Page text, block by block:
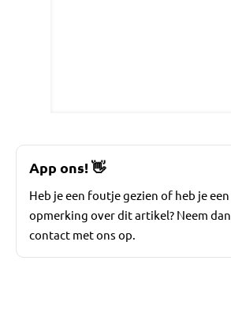
App ons!👋
Heb je een foutje gezien of heb je een
opmerking over dit artikel? Neem dan
contact met ons op.